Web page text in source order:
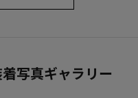
写真ギャラリー